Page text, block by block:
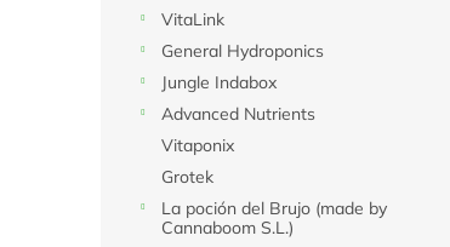
VitaLink
General Hydroponics
Jungle Indabox
Advanced Nutrients
Vitaponix
Grotek
La poción del Brujo (made by
Cannaboom S.L.)